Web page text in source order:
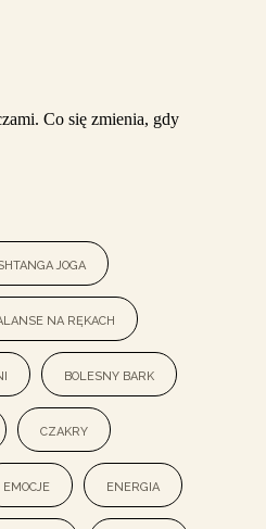
Co się zmienia, gdy
joga
na rękach
bolesny bark
czakry
emocje energia